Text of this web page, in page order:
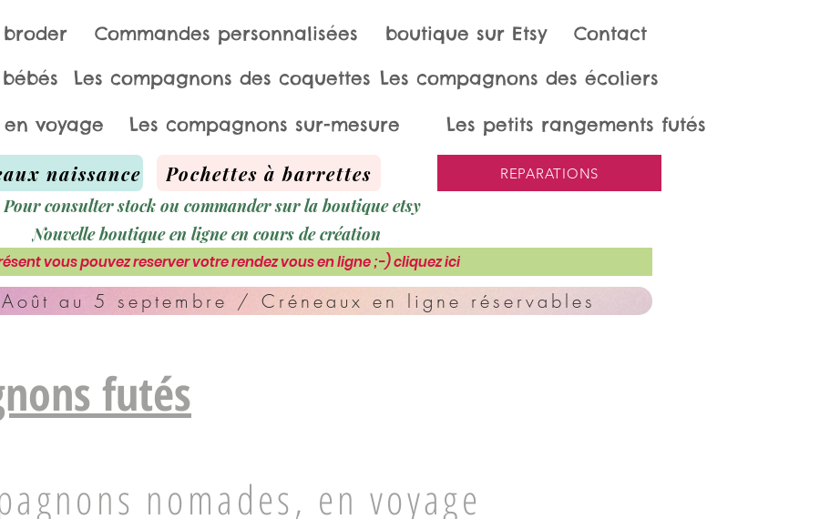
Commandes personnalisées boutique sur Etsy
Contact
Les compagnons des coquettes Les compagnons des écoliers
voyage Les compagnons sur-mesure
naissance Pochettes à barrettes
Les petits rangements futés
REPARATIONS
Pour consulter stock ou commander sur la boutique etsy
Nouvelle boutique en ligne en cours de création
vous pouvez reserver votre rendez vous en ligne ;-) cliquez ici
au 5 septembre / Créneaux en ligne réservables
futés
nomades, en voyage